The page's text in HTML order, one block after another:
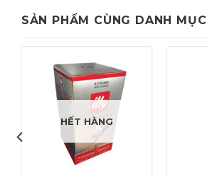
SẢN PHẨM CÙNG DANH MỤC
HẾT HÀNG